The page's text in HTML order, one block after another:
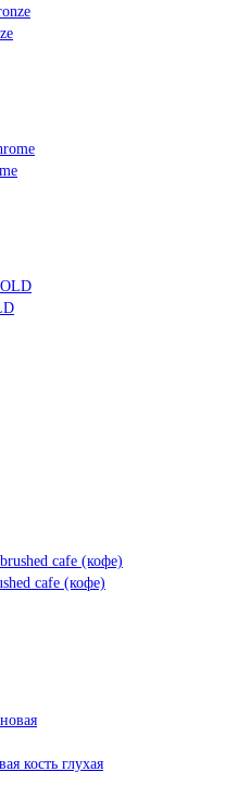
cafe (кофе)
кость глухая